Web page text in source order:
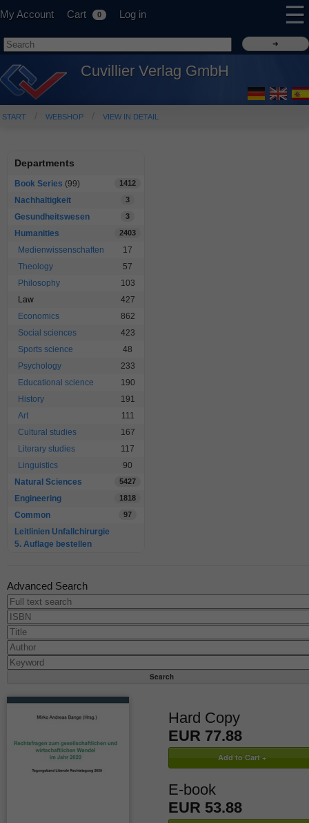
My Account Cart 0 Log in ☰
Cuvillier Verlag GmbH
START WEBSHOP VIEW IN DETAIL
Departments
Book Series (99) 1412
Nachhaltigkeit 3
Gesundheitswesen 3
Humanities 2403
Medienwissenschaften
17
Theology
57
Philosophy
103
Law
427
Economics
862
Social sciences
423
Sports science
48
Psychology
233
Educational science
190
History
191
Art
111
Cultural studies
167
Literary studies
117
Linguistics
90
Natural Sciences
5427
Engineering 1818
Common 97
Leitlinien Unfallchirurgie
5. Auflage bestellen
Advanced Search
Hard Copy
EUR 77.88
E-book
EUR 53.88